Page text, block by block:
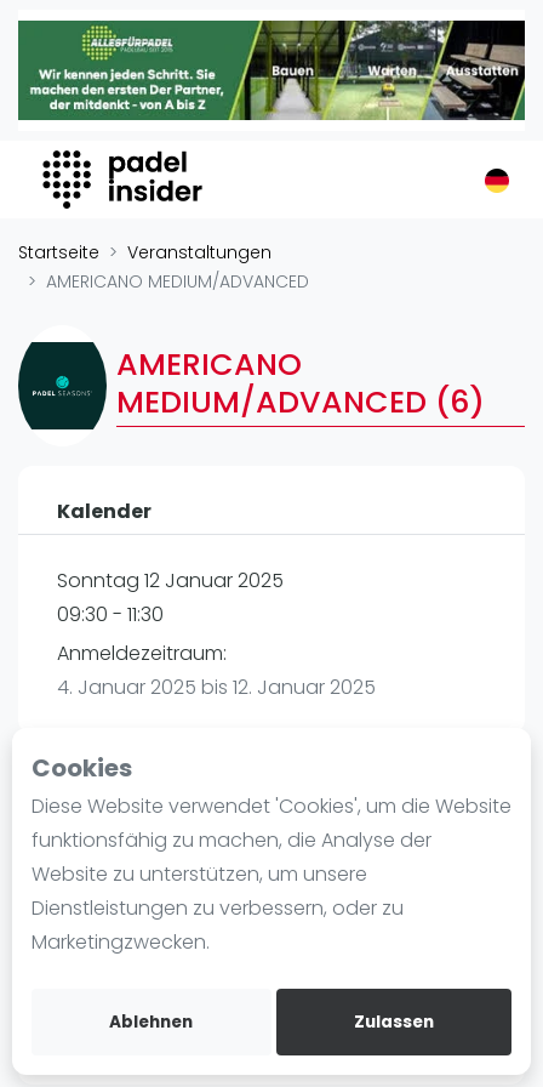
Cookies
Diese Website verwendet 'Cookies', um die Website
funktionsfähig zu machen, die Analyse der
Website zu unterstützen, um unsere
Dienstleistungen zu verbessern, oder zu
Marketingzwecken.
Ablehnen Zulassen
Padel Insider
Home
Organisationen
Buchungssysteme
Padel-Shops
Padel-Marken
Verschiedenes
Veranstaltungen
Playtomic
Ranking
Männer
Frauen
FIP Männer
Blog
Die Geschichte von Padel
Regeln und Punktzählung
Padel Schläge
Video
Startseite
Veranstaltungen
AMERICANO MEDIUM/ADVANCED
AMERICANO
MEDIUM/ADVANCED (6)
Kalender
Sonntag 12 Januar 2025
09:30 - 11:30
Anmeldezeitraum:
4. Januar 2025 bis 12. Januar 2025
Playtomic
Padel Seasons | München
Paul-Ehrlich-Weg 6
80999München
playtomic.io